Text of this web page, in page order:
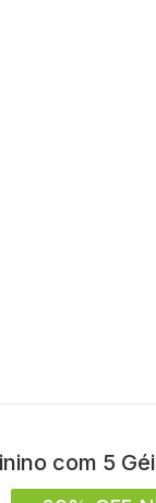
com 5